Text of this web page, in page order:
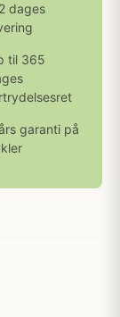
dages
til 365
garanti på